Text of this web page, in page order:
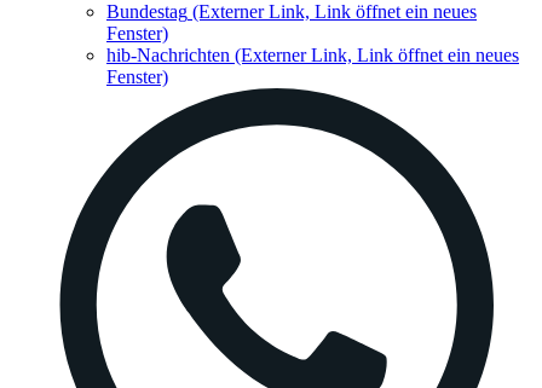
Bundestag (Externer Link, Link öffnet ein neues
Fenster)
hib-Nachrichten (Externer Link, Link öffnet ein neues
Fenster)